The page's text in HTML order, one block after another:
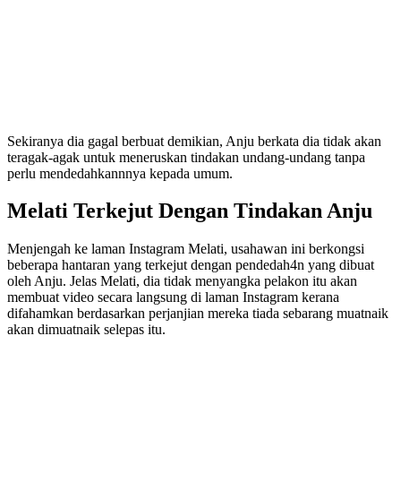
Sekiranya dia gagal berbuat demikian, Anju berkata dia tidak akan
teragak-agak untuk meneruskan tindakan undang-undang tanpa
perlu mendedahkannnya kepada umum.
Melati Terkejut Dengan Tindakan Anju
Menjengah ke laman Instagram Melati, usahawan ini berkongsi
beberapa hantaran yang terkejut dengan pendedah4n yang dibuat
oleh Anju. Jelas Melati, dia tidak menyangka pelakon itu akan
membuat video secara langsung di laman Instagram kerana
difahamkan berdasarkan perjanjian mereka tiada sebarang muatnaik
akan dimuatnaik selepas itu.